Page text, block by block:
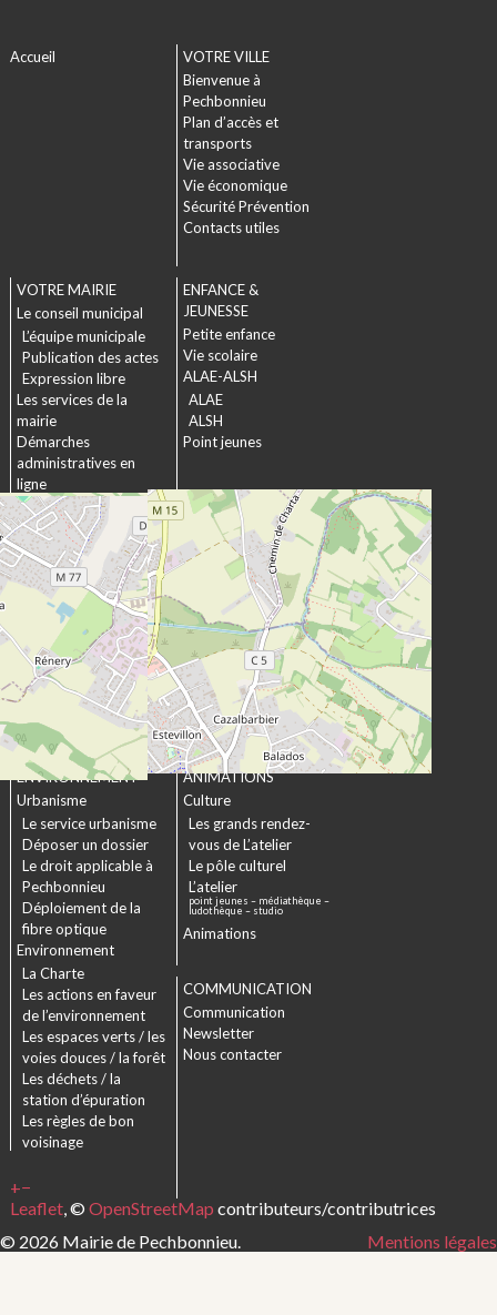
+−
Leaflet, © OpenStreetMap contributeurs/contributrices
Accueil
VOTRE VILLE
Bienvenue à
Pechbonnieu
Plan d’accès et
transports
Vie associative
Vie économique
Sécurité Prévention
Contacts utiles
VOTRE MAIRIE
Le conseil municipal
L’équipe municipale
Publication des actes
Expression libre
Les services de la
mairie
Démarches
administratives en
ligne
Formulaires
Marchés publics
ENFANCE &
JEUNESSE
Petite enfance
Vie scolaire
ALAE-ALSH
ALAE
ALSH
Point jeunes
SOCIAL &
SOLIDARITÉ
Actions municipales
La commission
intergénérationnelle
Maison de retraite La
chartreuse
Les établissements
médico-sociaux
Projet Se Canto
URBANISME &
ENVIRONNEMENT
Urbanisme
Le service urbanisme
Déposer un dossier
Le droit applicable à
Pechbonnieu
Déploiement de la
fibre optique
Environnement
La Charte
Les actions en faveur
de l’environnement
Les espaces verts / les
voies douces / la forêt
Les déchets / la
station d’épuration
Les règles de bon
voisinage
CULTURE &
ANIMATIONS
Culture
Les grands rendez-
vous de L’atelier
Le pôle culturel
L’atelier
point jeunes – médiathèque –
ludothèque – studio
Animations
COMMUNICATION
Communication
Newsletter
Nous contacter
© 2026 Mairie de Pechbonnieu. Mentions légales